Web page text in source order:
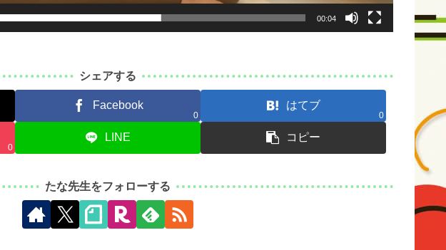
00:04
シェアする
Facebook
0
はてブ
0
0
LINE コピー
たな先生をフォローする